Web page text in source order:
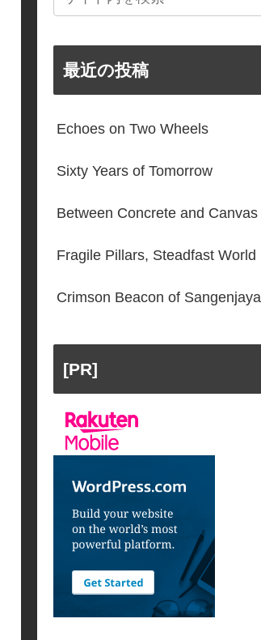
最近の投稿
Echoes on Two Wheels
Sixty Years of Tomorrow
Between Concrete and Canvas
Fragile Pillars, Steadfast World
Crimson Beacon of Sangenjaya
[PR]